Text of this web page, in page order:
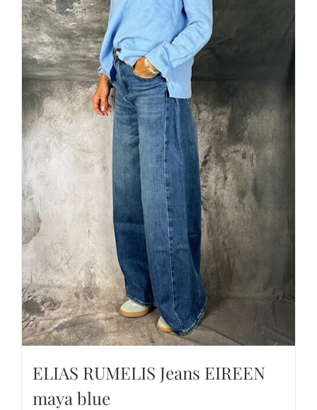
ELIAS RUMELIS Jeans EIREEN
maya blue